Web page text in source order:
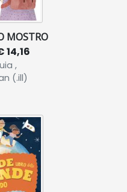
MOSTRO
14,16
,
(.ill)